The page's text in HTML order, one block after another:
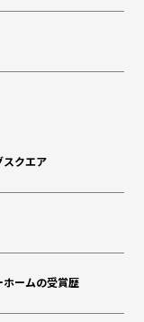
スクエア
ホームの受賞歴